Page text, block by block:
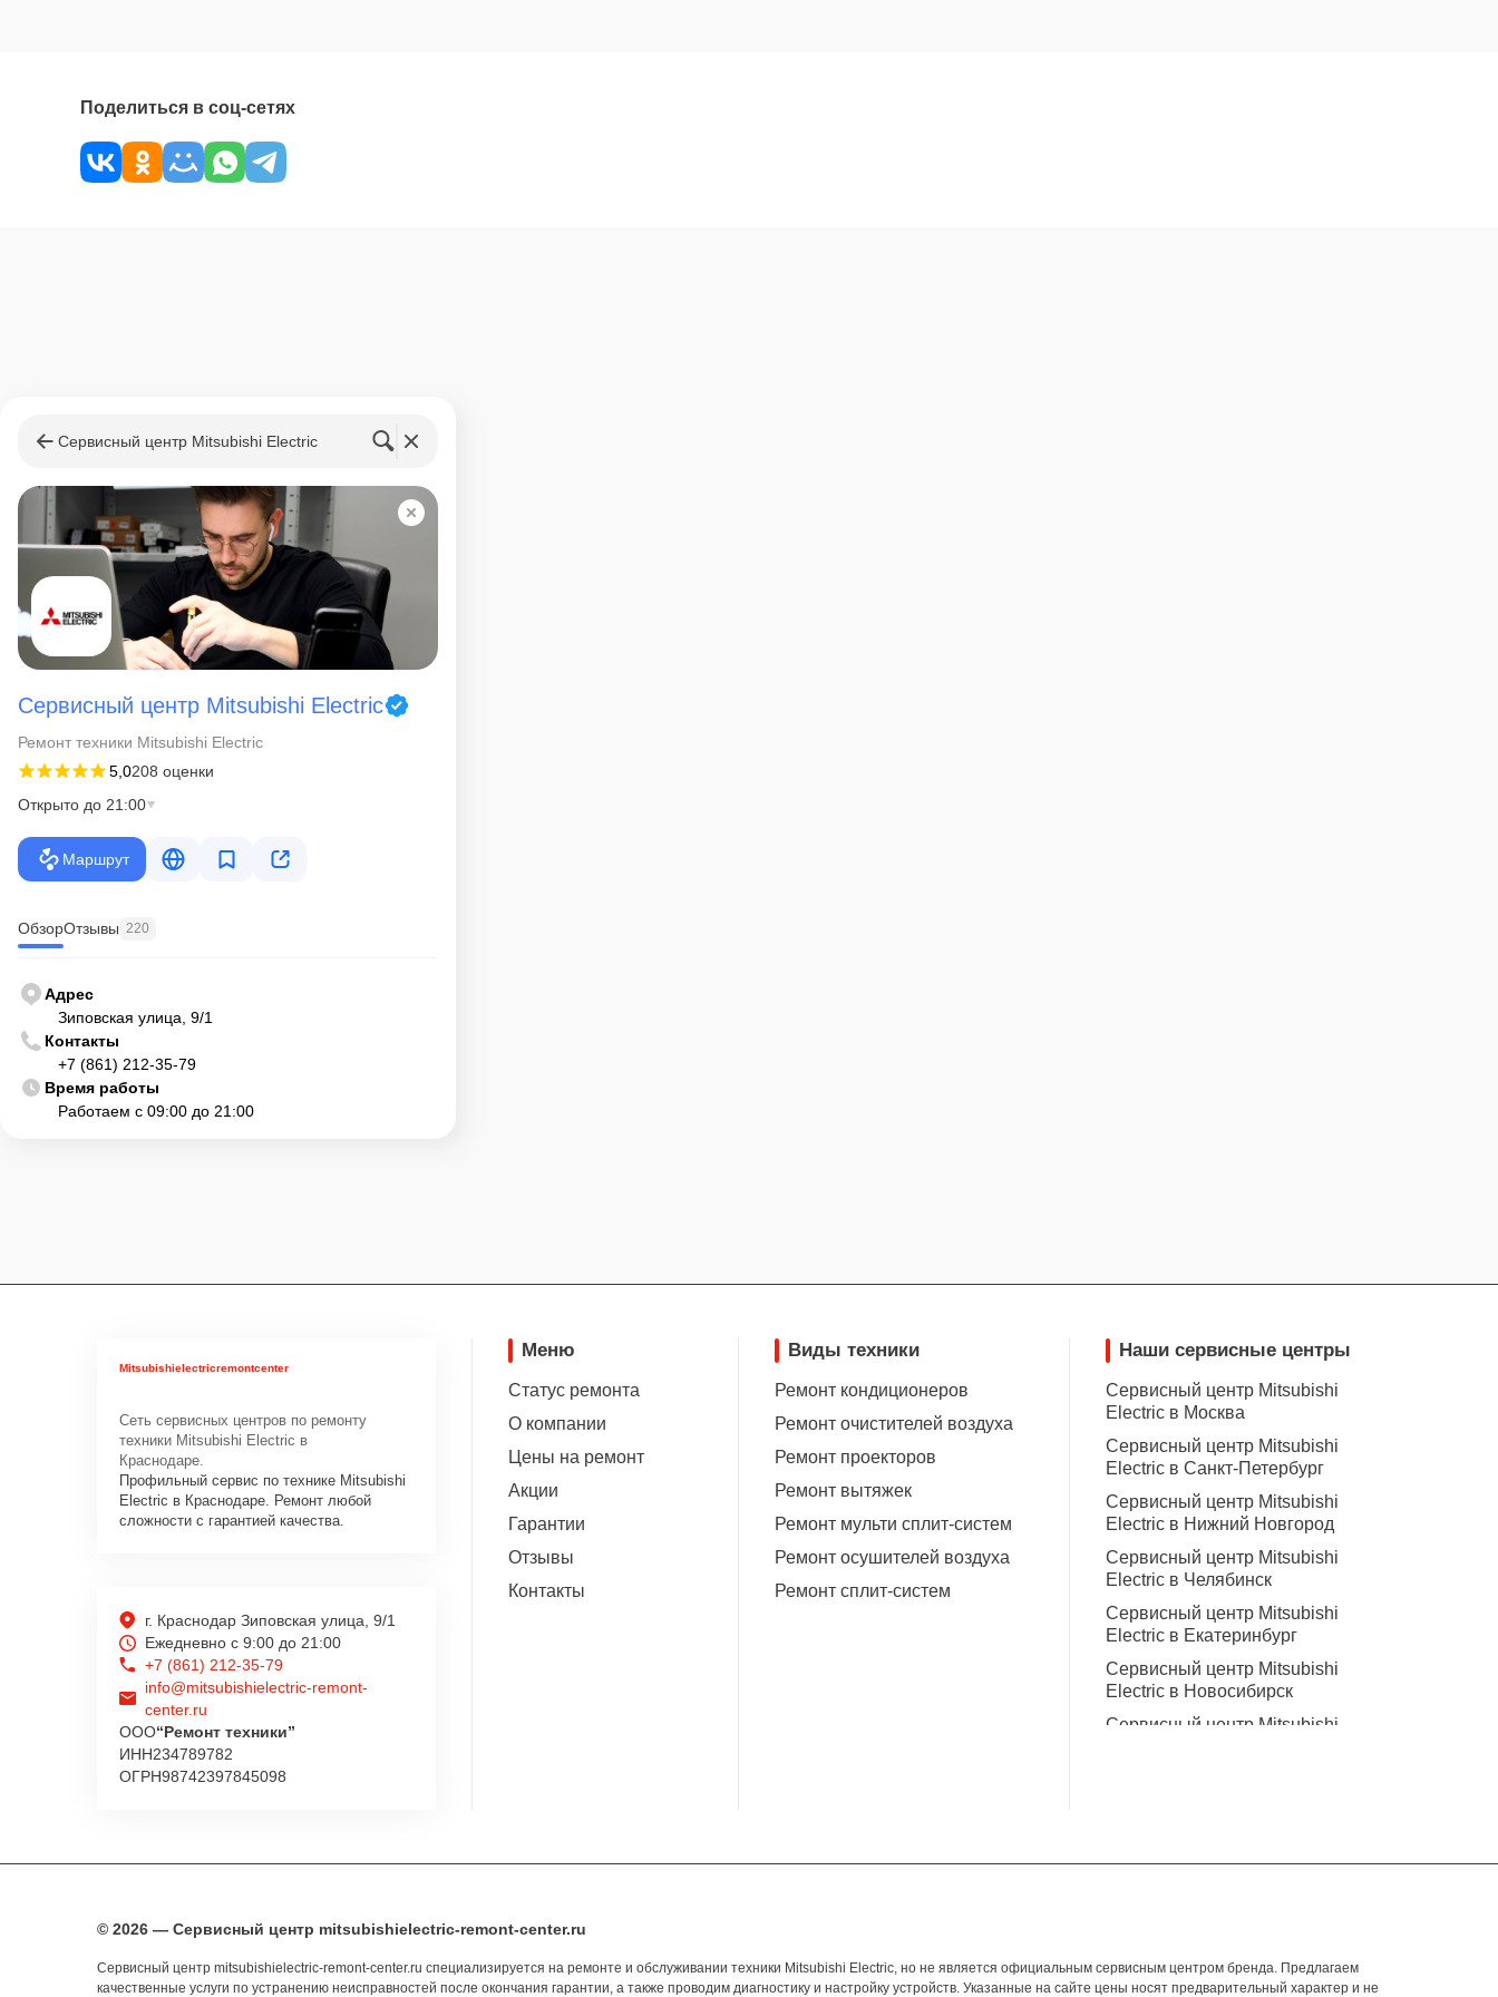
Поделиться в соц-сетях
Сервисный центр Mitsubishi Electric
Сервисный центр Mitsubishi Electric
Ремонт техники Mitsubishi Electric
5,0208 оценки
Открыто до 21:00
Маршрут
ОбзорОтзывы 220
Адрес
Зиповская улица, 9/1
Контакты
+7 (861) 212-35-79
Время работы
Работаем с 09:00 до 21:00
Mitsubishielectricremontcenter
Сеть сервисных центров по ремонту
техники Mitsubishi Electric в
Краснодаре.
Профильный сервис по технике Mitsubishi
Electric в Краснодаре. Ремонт любой
сложности с гарантией качества.
г. Краснодар Зиповская улица, 9/1
Ежедневно с 9:00 до 21:00
+7 (861) 212-35-79
info@mitsubishielectric-remont-
center.ru
ООО“Ремонт техники”
ИНН234789782
ОГРН98742397845098
Меню
Статус ремонта
О компании
Цены на ремонт
Акции
Гарантии
Отзывы
Контакты
Виды техники
Ремонт кондиционеров
Ремонт очистителей воздуха
Ремонт проекторов
Ремонт вытяжек
Ремонт мульти сплит-систем
Ремонт осушителей воздуха
Ремонт сплит-систем
Наши сервисные центры
Сервисный центр Mitsubishi
Electric в Москва
Сервисный центр Mitsubishi
Electric в Санкт-Петербург
Сервисный центр Mitsubishi
Electric в Нижний Новгород
Сервисный центр Mitsubishi
Electric в Челябинск
Сервисный центр Mitsubishi
Electric в Екатеринбург
Сервисный центр Mitsubishi
Electric в Новосибирск
Сервисный центр Mitsubishi
Electric в Саратов
© 2026 — Сервисный центр mitsubishielectric-remont-center.ru
Сервисный центр mitsubishielectric-remont-center.ru специализируется на ремонте и обслуживании техники Mitsubishi Electric, но не является официальным сервисным центром бренда. Предлагаем
качественные услуги по устранению неисправностей после окончания гарантии, а также проводим диагностику и настройку устройств. Указанные на сайте цены носят предварительный характер и не